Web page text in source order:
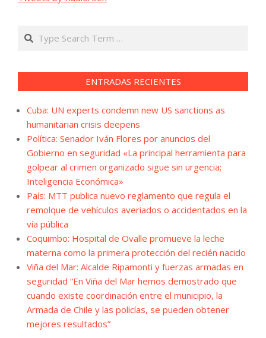
Search
ENTRADAS RECIENTES
Cuba: UN experts condemn new US sanctions as
humanitarian crisis deepens
Política: Senador Iván Flores por anuncios del
Gobierno en seguridad «La principal herramienta para
golpear al crimen organizado sigue sin urgencia;
Inteligencia Económica»
País: MTT publica nuevo reglamento que regula el
remolque de vehículos averiados o accidentados en la
vía pública
Coquimbo: Hospital de Ovalle promueve la leche
materna como la primera protección del recién nacido
Viña del Mar: Alcalde Ripamonti y fuerzas armadas en
seguridad “En Viña del Mar hemos demostrado que
cuando existe coordinación entre el municipio, la
Armada de Chile y las policías, se pueden obtener
mejores resultados”